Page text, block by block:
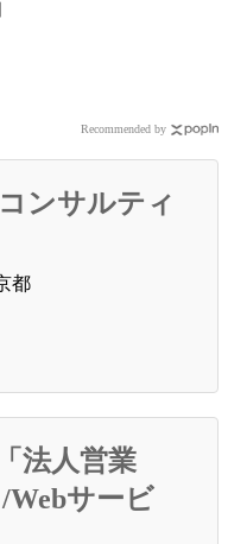
Recommended by
ンサルティ
都
法人営業
サービ